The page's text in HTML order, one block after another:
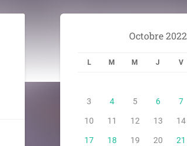
Octobre 2022
L M M J V
3 4 5 6 7
10 11 12 13 14
17 18 19 20 21